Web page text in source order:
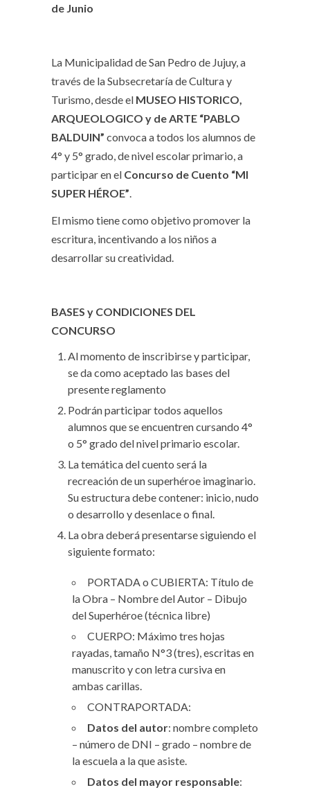
de Junio
La Municipalidad de San Pedro de Jujuy, a
través de la Subsecretaría de Cultura y
Turismo, desde el MUSEO HISTORICO,
ARQUEOLOGICO y de ARTE “PABLO
BALDUIN” convoca a todos los alumnos de
4° y 5° grado, de nivel escolar primario, a
participar en el Concurso de Cuento “MI
SUPER HÉROE”
El mismo tiene como objetivo promover la
escritura, incentivando a los niños a
desarrollar su creatividad.
BASES y CONDICIONES DEL
CONCURSO
Al momento de inscribirse y participar,
se da como aceptado las bases del
presente reglamento
Podrán participar todos aquellos
alumnos que se encuentren cursando 4°
o 5° grado del nivel primario escolar.
La temática del cuento será la
recreación de un superhéroe imaginario.
Su estructura debe contener: inicio, nudo
o desarrollo y desenlace o final.
La obra deberá presentarse siguiendo el
siguiente formato:
PORTADA o CUBIERTA: Título de
la Obra – Nombre del Autor – Dibujo
del Superhéroe (técnica libre)
CUERPO: Máximo tres hojas
rayadas, tamaño N°3 (tres), escritas en
manuscrito y con letra cursiva en
ambas carillas.
CONTRAPORTADA:
Datos del autor: nombre completo
– número de DNI – grado – nombre de
la escuela a la que asiste.
Datos del mayor responsable: